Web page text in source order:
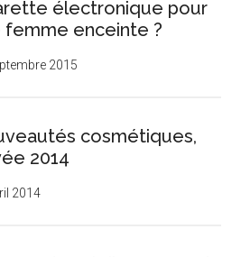
électronique pour
femme enceinte ?
2015
cosmétiques,
2014
2014